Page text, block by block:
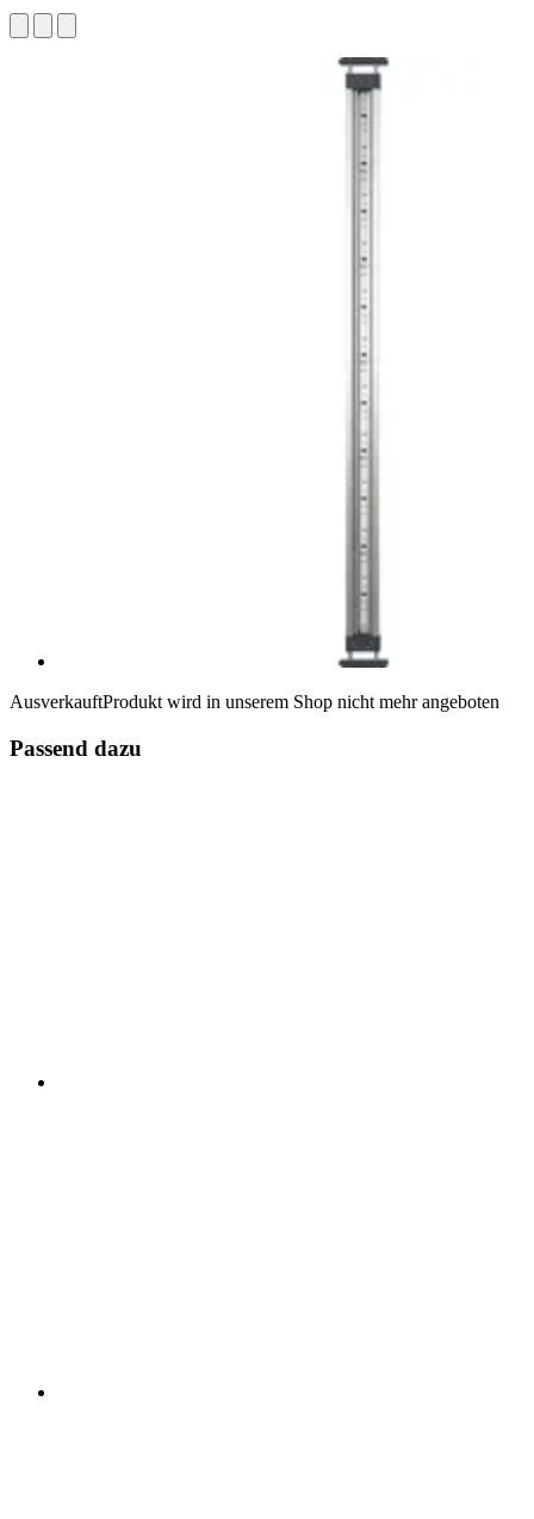
AusverkauftProdukt wird in unserem Shop nicht mehr angeboten
Passend dazu